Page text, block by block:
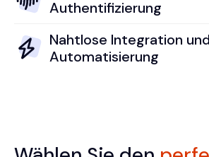
Authentifizierung
Nahtlose Integration und
Automatisierung